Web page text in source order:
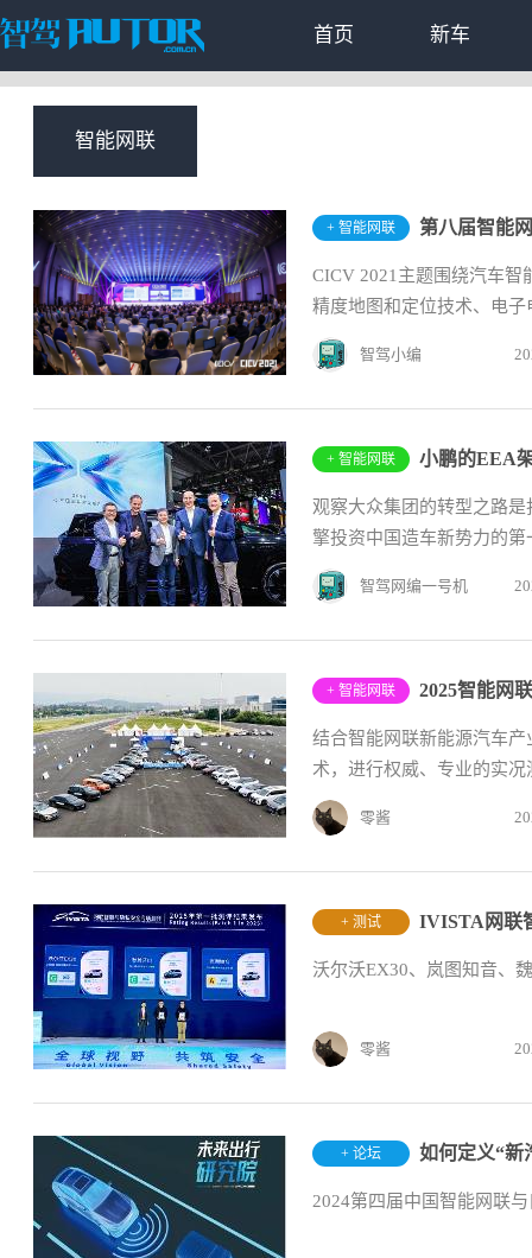
首页 新车
智能网联
+ 智能网联 第八届智能
CICV 2021主题围绕汽车智
精度地图和定位技术、电
智驾小编
+ 智能网联 小鹏的EEA
观察大众集团的转型之路
擎投资中国造车新势力的
智驾网编一号机
+ 智能网联
结合智能网联新能源汽车
术，进行权威、专业的实
零酱
+ 测试
沃尔沃EX30、岚图知音、
零酱
+ 论坛 如何定义“新
2024第四届中国智能网联